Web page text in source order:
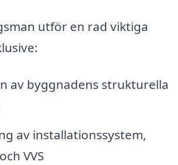
utför en rad viktiga
av byggnadens strukturella
av installationssystem,
VVS